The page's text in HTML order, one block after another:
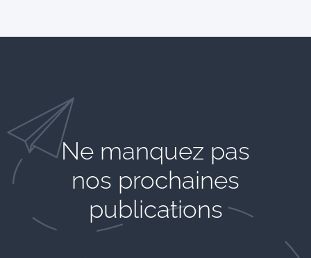
Ne manquez pas
nos prochaines
publications